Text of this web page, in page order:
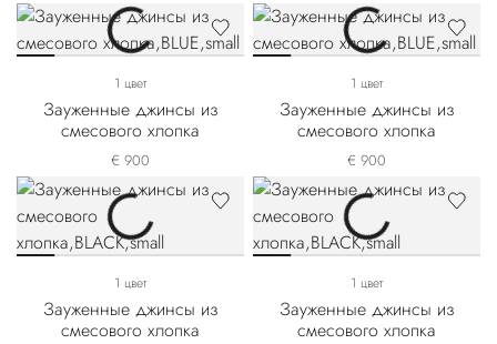
1 цвет
Зауженные джинсы из
смесового хлопка
€ 900
1 цвет
Зауженные джинсы из
смесового хлопка
€ 900
1 цвет
Зауженные джинсы из
смесового хлопка
1 цвет
Зауженные джинсы из
смесового хлопка